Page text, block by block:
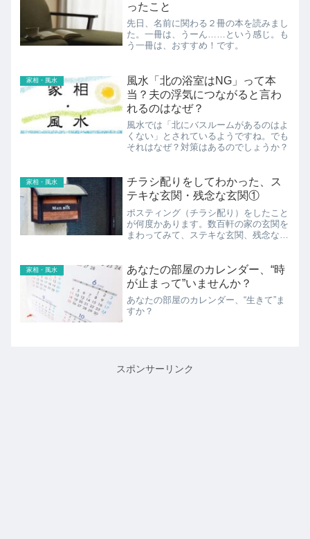
ったこと
先日、名前に関わる２冊の本を読みまし
た。一冊は、うーん……という感じ。も
う一冊は、おすすめ！です。
家相・風水
風水「北の浴室はNG」って本
当？夫の浮気につながると言わ
れるのはなぜ？
風水では「北にバスルームがあるのはよ
くない」とされているようですね。でも
それはなぜ？対策はあるのでしょうか？
家相・風水
チラシ配りをしてわかった、ス
テキな玄関・残念な玄関①
ポスティング（チラシ配り）をしたこと
が何度かあります。数百軒の家の玄関を
まわってみて、ステキな玄関、残念な玄
家相・風水
あなたの部屋のカレンダー、“時
が止まって”いませんか？
あなたの部屋のカレンダー、“生きて”ま
すか？
スポンサーリンク